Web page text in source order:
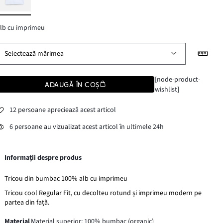
cu imprimeu
Selectează mărimea
ADAUGĂ ÎN COȘ
[node-product-
wishlist]
12 persoane apreciează acest articol
6 persoane au vizualizat acest articol în ultimele 24h
Informații despre produs
Tricou din bumbac 100% alb cu imprimeu
Tricou cool Regular Fit, cu decolteu rotund și imprimeu modern pe
partea din față.